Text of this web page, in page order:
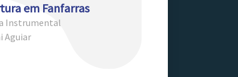
em Fanfarras
Instrumental
Aguiar